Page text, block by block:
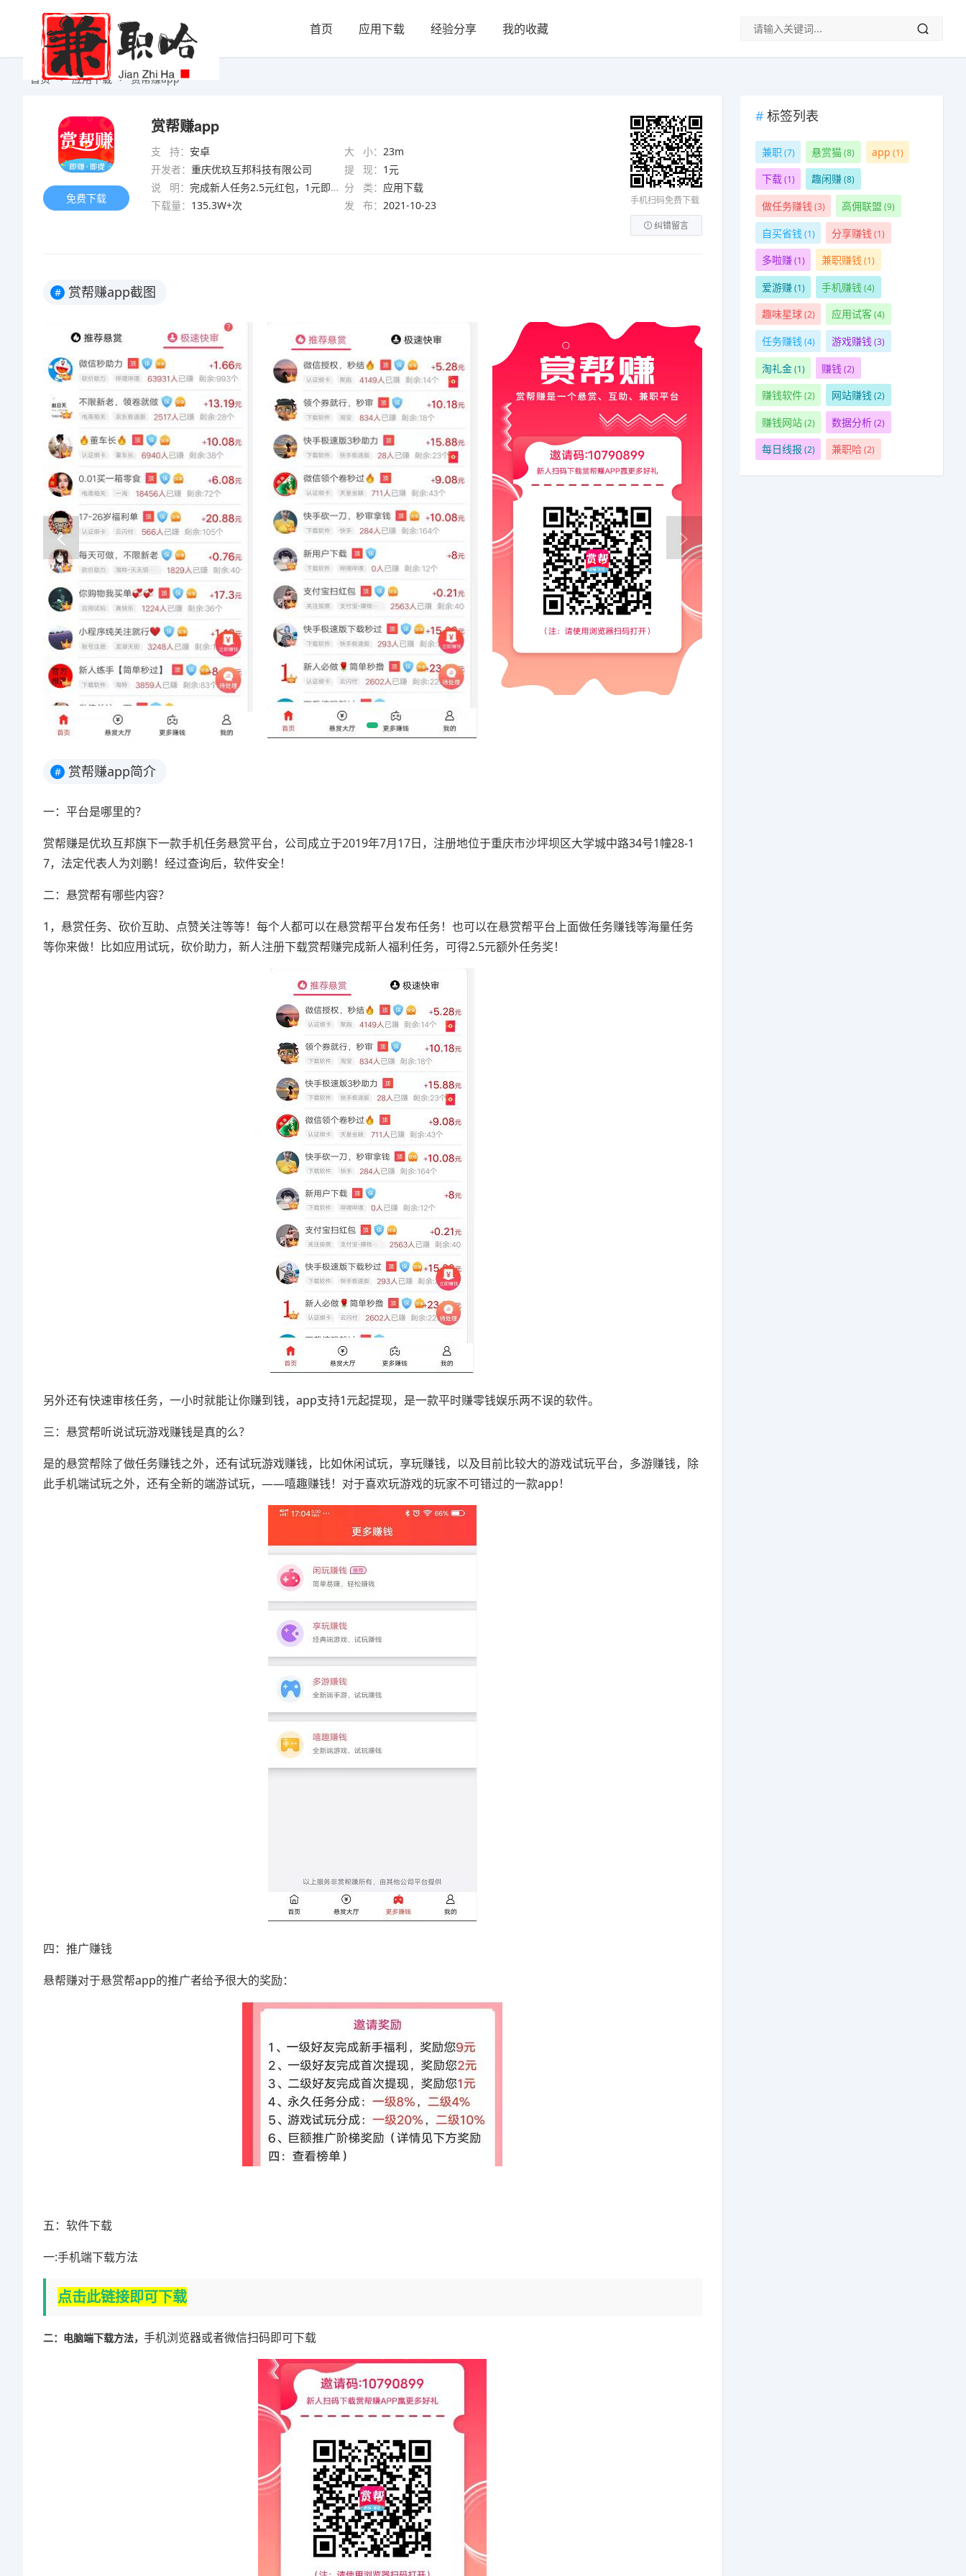
首页 应用下载 经验分享 我的收藏
首页 应用下载 赏帮赚app
免费下载
赏帮赚app
支 持： 安卓 大 小： 23m
开发者： 重庆优玖互邦科技有限公司 提 现： 1元
说 明： 完成新人任务2.5元红包，1元即可提现 分 类： 应用下载
下载量： 135.3W+次 发 布： 2021-10-23 手机扫码免费下载
纠错留言
# 赏帮赚app截图
# 赏帮赚app简介
一：平台是哪里的？
赏帮赚是优玖互邦旗下一款手机任务悬赏平台，公司成立于2019年7月17日，注册地位于重庆市沙坪坝区大学城中路34号1幢28-1
7，法定代表人为刘鹏！经过查询后，软件安全！
二：悬赏帮有哪些内容？
1，悬赏任务、砍价互助、点赞关注等等！每个人都可以在悬赏帮平台发布任务！也可以在悬赏帮平台上面做任务赚钱等海量任务
等你来做！比如应用试玩，砍价助力，新人注册下载赏帮赚完成新人福利任务，可得2.5元额外任务奖！
另外还有快速审核任务，一小时就能让你赚到钱，app支持1元起提现，是一款平时赚零钱娱乐两不误的软件。
三：悬赏帮听说试玩游戏赚钱是真的么？
是的悬赏帮除了做任务赚钱之外，还有试玩游戏赚钱，比如休闲试玩，享玩赚钱，以及目前比较大的游戏试玩平台，多游赚钱，除
此手机端试玩之外，还有全新的端游试玩，——嘻趣赚钱！对于喜欢玩游戏的玩家不可错过的一款app！
四：推广赚钱
悬帮赚对于悬赏帮app的推广者给予很大的奖励：
五：软件下载
一:手机端下载方法
点击此链接即可下载
二：电脑端下载方法， 手机浏览器或者微信扫码即可下载
标签列表
兼职 (7) 悬赏猫(8) app (1)
下载(1) 趣闲赚(8)
做任务赚钱 (3) 高佣联盟 (9)
自买省钱(1) 分享赚钱 (1)
多啦赚(1) 兼职赚钱(1)
爱游赚(1) 手机赚钱 (4)
趣味星球(2) 应用试客(4)
任务赚钱(4) 游戏赚钱(3)
淘礼金(1) 赚钱 (2)
赚钱软件(2) 网站赚钱(2)
赚钱网站(2) 数据分析(2)
每日线报 (2) 兼职哈(2)